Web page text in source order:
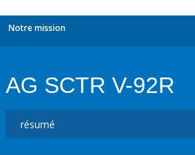
Notre mission
AG SCTR V-92R